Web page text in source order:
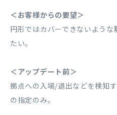
＜お客様からの要望＞
円形ではカバーできないよう
たい。
＜アップデート前＞
拠点への入場/退出などを検知
の指定のみ。